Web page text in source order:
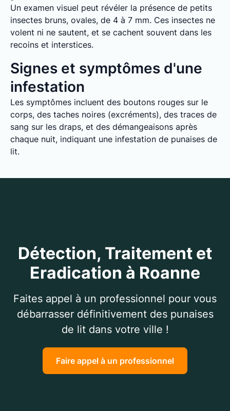
Un examen visuel peut révéler la présence de petits
insectes bruns, ovales, de 4 à 7 mm. Ces insectes ne
volent ni ne sautent, et se cachent souvent dans les
recoins et interstices.
Signes et symptômes d'une
infestation
Les symptômes incluent des boutons rouges sur le
corps, des taches noires (excréments), des traces de
sang sur les draps, et des démangeaisons après
chaque nuit, indiquant une infestation de punaises de
lit.
Détection, Traitement et
Eradication à Roanne
Faites appel à un professionnel pour vous
débarrasser définitivement des punaises
de lit dans votre ville !
Faire appel à un professionnel